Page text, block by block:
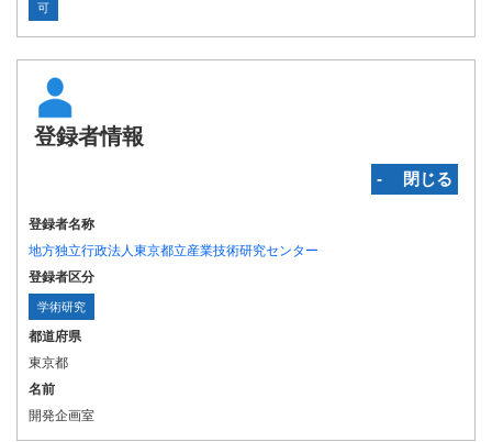
可
登録者情報
‐ 閉じる
登録者名称
地方独立行政法人東京都立産業技術研究センター
登録者区分
学術研究
都道府県
東京都
名前
開発企画室